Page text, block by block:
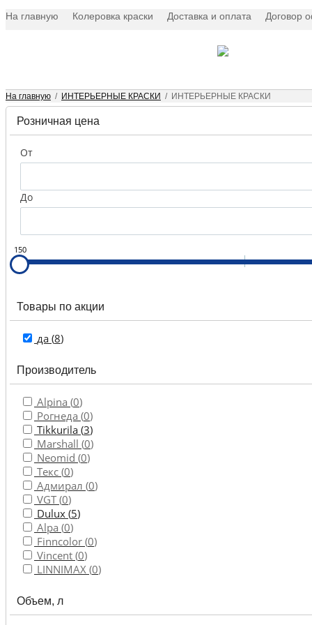
для
наружных
Эмали
масла
для
дерева
Декоративные
покрытия
Грунтовки
пропитки
Инструмент
Клеи,
На главную Колеровка краски Доставка и оплата Договор
На главную / ИНТЕРЬЕРНЫЕ КРАСКИ / ИНТЕРЬЕРНЫЕ КРАСКИ
Розничная цена
От
До
150
Товары по акции
да (8)
Производитель
Alpina (0)
Рогнеда (0)
Tikkurila (3)
Marshall (0)
Neomid (0)
Текс (0)
Адмирал (0)
VGT (0)
Dulux (5)
Alpa (0)
Finncolor (0)
Vincent (0)
LINNIMAX (0)
Объем, л